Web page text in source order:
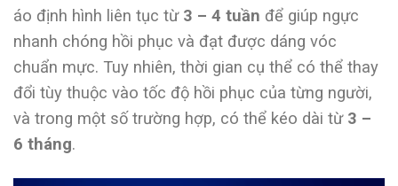
áo định hình liên tục từ3 – 4 tuần để giúp ngực
nhanh chóng hồi phục và đạt được dáng vóc
chuẩn mực. Tuy nhiên, thời gian cụ thể có thể thay
đổi tùy thuộc vào tốc độ hồi phục của từng người,
và trong một số trường hợp, có thể kéo dài từ3 –
6 tháng.